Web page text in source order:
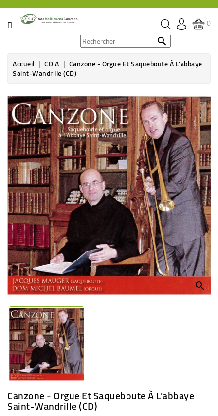
CATÉGORIE
ÉPICERIE
CAFÉ
&
BOISSON
HYGIÈNE
SOINS
SANTÉ
BIEN-
ÊTRE
BÉBÉ
CULTUREL
0

Accueil CD A Canzone - Orgue Et Saqueboute À L'abbaye
Saint-Wandrille (CD)
search
Canzone - Orgue Et Saqueboute À L'abbaye
Saint-Wandrille (CD)